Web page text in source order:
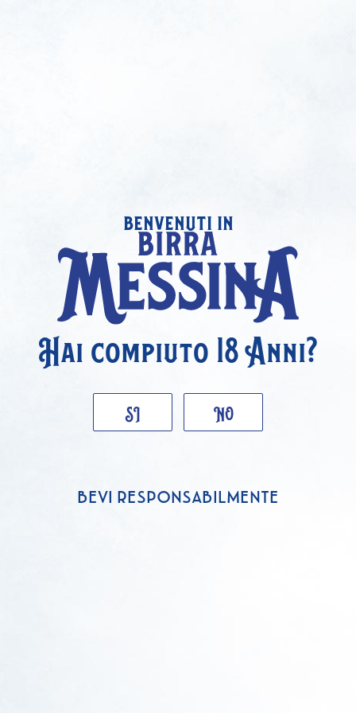
benvenuti in
Hai compiuto 18 Anni?
SI NO
BEVI RESPONSABILMENTE